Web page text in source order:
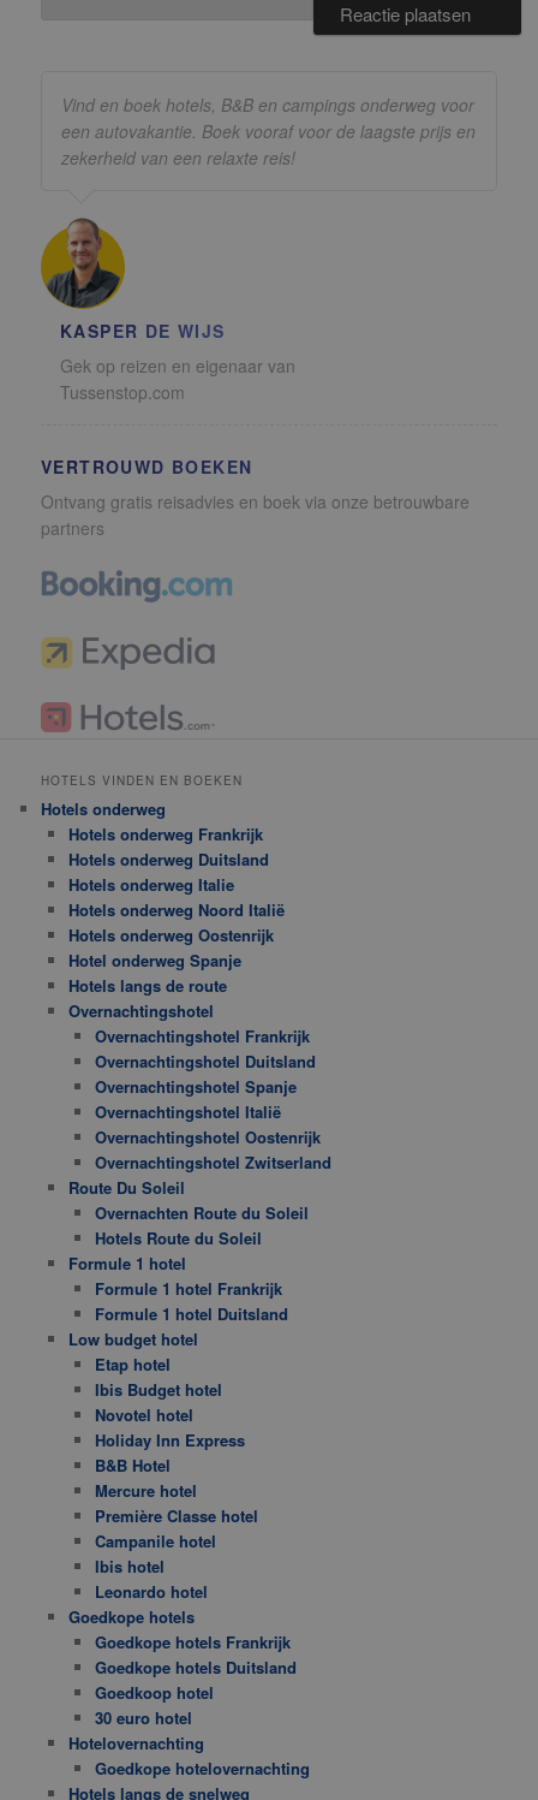
Vind en boek hotels, B&B en campings onderweg voor
een autovakantie. Boek vooraf voor de laagste prijs en
zekerheid van een relaxte reis!
KASPER DE WIJS
Gek op reizen en eigenaar van
Tussenstop.com
VERTROUWD BOEKEN
Ontvang gratis reisadvies en boek via onze betrouwbare
partners
HOTELS VINDEN EN BOEKEN
Hotels onderweg
Hotels onderweg Frankrijk
Hotels onderweg Duitsland
Hotels onderweg Italie
Hotels onderweg Noord Italië
Hotels onderweg Oostenrijk
Hotel onderweg Spanje
Hotels langs de route
Overnachtingshotel
Overnachtingshotel Frankrijk
Overnachtingshotel Duitsland
Overnachtingshotel Spanje
Overnachtingshotel Italië
Overnachtingshotel Oostenrijk
Overnachtingshotel Zwitserland
Route Du Soleil
Overnachten Route du Soleil
Hotels Route du Soleil
Formule 1 hotel
Formule 1 hotel Frankrijk
Formule 1 hotel Duitsland
Low budget hotel
Etap hotel
Ibis Budget hotel
Novotel hotel
Holiday Inn Express
B&B Hotel
Mercure hotel
Première Classe hotel
Campanile hotel
Ibis hotel
Leonardo hotel
Goedkope hotels
Goedkope hotels Frankrijk
Goedkope hotels Duitsland
Goedkoop hotel
30 euro hotel
Hotelovernachting
Goedkope hotelovernachting
Hotels langs de snelweg